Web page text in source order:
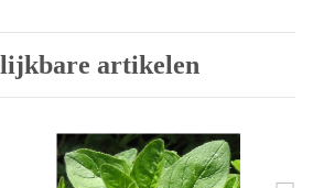
artikelen